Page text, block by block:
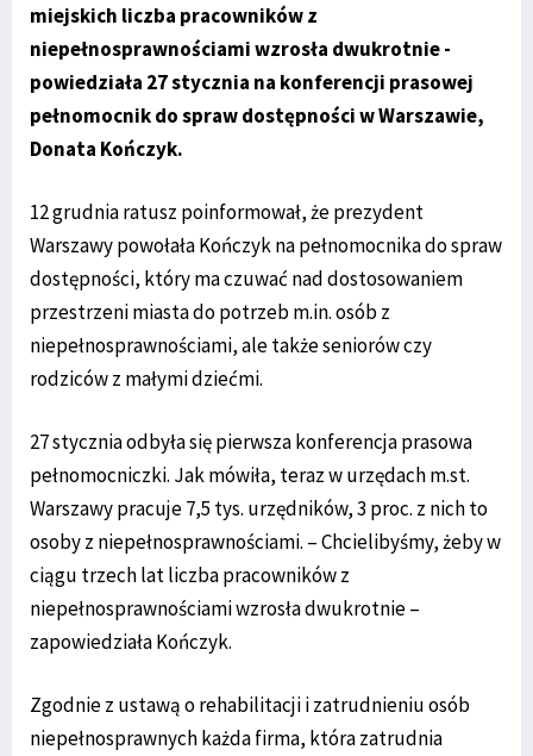
miejskich liczba pracowników z
niepełnosprawnościami wzrosła dwukrotnie -
powiedziała 27 stycznia na konferencji prasowej
pełnomocnik do spraw dostępności w Warszawie,
Donata Kończyk.
12 grudnia ratusz poinformował, że prezydent
Warszawy powołała Kończyk na pełnomocnika do spraw
dostępności, który ma czuwać nad dostosowaniem
przestrzeni miasta do potrzeb m.in. osób z
niepełnosprawnościami, ale także seniorów czy
rodziców z małymi dziećmi.
27 stycznia odbyła się pierwsza konferencja prasowa
pełnomocniczki. Jak mówiła, teraz w urzędach m.st.
Warszawy pracuje 7,5 tys. urzędników, 3 proc. z nich to
osoby z niepełnosprawnościami. – Chcielibyśmy, żeby w
ciągu trzech lat liczba pracowników z
niepełnosprawnościami wzrosła dwukrotnie –
zapowiedziała Kończyk.
Zgodnie z ustawą o rehabilitacji i zatrudnieniu osób
niepełnosprawnych każda firma, która zatrudnia